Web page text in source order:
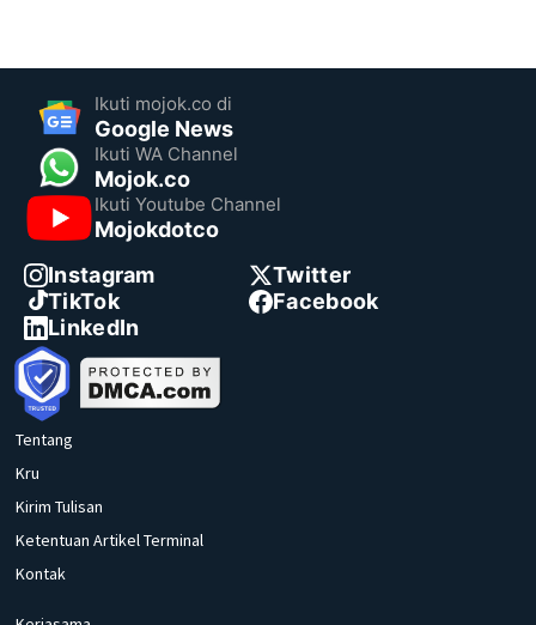
Ikuti mojok.co di
Google News
Ikuti WA Channel
Mojok.co
Ikuti Youtube Channel
Mojokdotco
Instagram
Twitter
TikTok
Facebook
LinkedIn
Tentang
Kru
Kirim Tulisan
Ketentuan Artikel Terminal
Kontak